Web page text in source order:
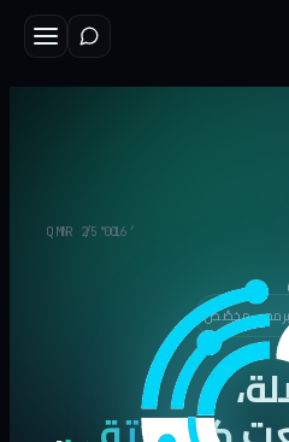
برمجي مخصّص
N 25°06′
01 / QMR